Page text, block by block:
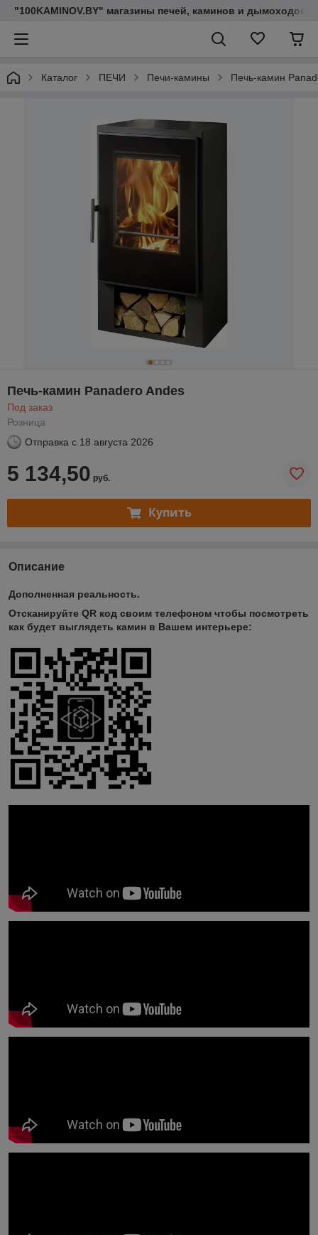
"100KAMINOV.BY" магазины печей, каминов и дымоходов
Каталог ПЕЧИ Печи-камины Печь-камин
Печь-камин Panadero Andes
Под заказ
Розница
Отправка с 18 августа 2026
5 134,50 руб.
Купить
Описание
Дополненная реальность.
Отсканируйте QR код своим телефоном чтобы посмотреть
как будет выглядеть камин в Вашем интерьере: